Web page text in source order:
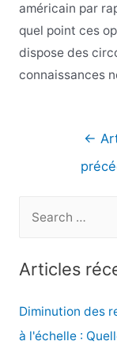
américain par
quel point ces
dispose des
connaissances
Navigation
l’article
←
e
r
Articles
Diminution des
à l'échelle :